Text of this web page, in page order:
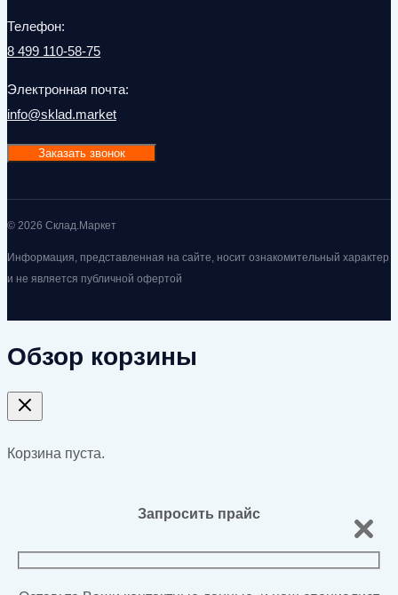
Телефон:
8 499 110-58-75
Электронная почта:
info@sklad.market
Заказать звонок
© 2026 Склад.Маркет
Информация, представленная на сайте, носит ознакомительный характер
и не является публичной офертой
Обзор корзины
Корзина пуста.
Запросить прайс